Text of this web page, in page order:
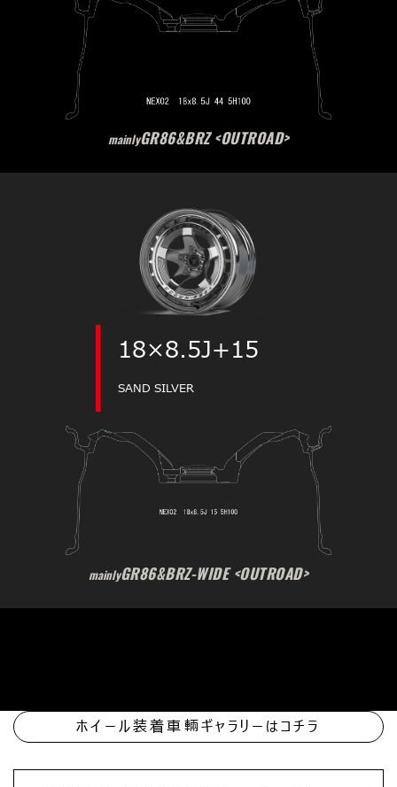
mainlyGR86&BRZ <OUTROAD>
18×8.5J+15
SAND SILVER
mainlyGR86&BRZ-WIDE <OUTROAD>
ホイール装着車輛ギャラリーはコチラ